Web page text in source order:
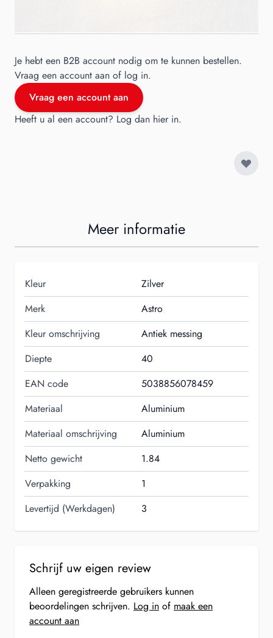
Je hebt een B2B account nodig om te kunnen bestellen.
Vraag een account aan of log in.
Vraag een account aan
Heeft u al een account? Log dan hier in.
Meer informatie
Kleur
Zilver
Merk
Astro
Kleur omschrijving
Antiek messing
Diepte
40
EAN code
5038856078459
Materiaal
Aluminium
Materiaal omschrijving
Aluminium
Netto gewicht
1.84
Verpakking
1
Levertijd (Werkdagen)
3
Schrijf uw eigen review
Alleen geregistreerde gebruikers kunnen
beoordelingen schrijven. Log in of maak een
account aan